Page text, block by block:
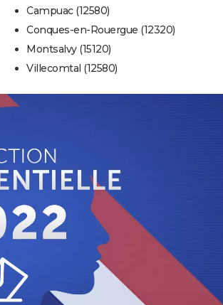
Campuac (12580)
Conques-en-Rouergue (12320)
Montsalvy (15120)
Villecomtal (12580)